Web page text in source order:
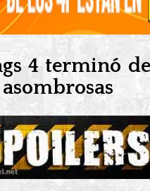
4 terminó